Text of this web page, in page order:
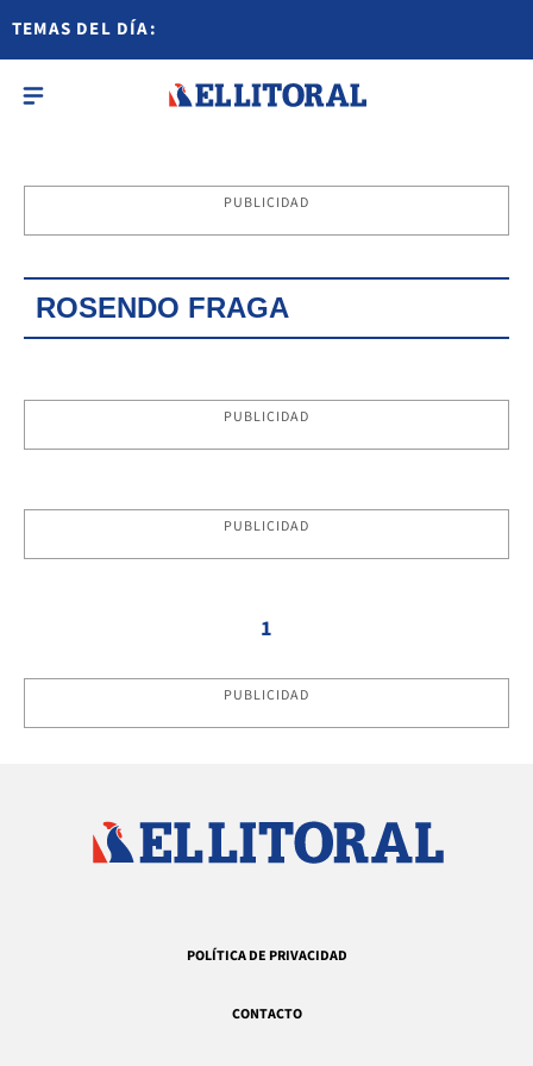
TEMAS DEL DÍA:
PUBLICIDAD
ROSENDO FRAGA
PUBLICIDAD
PUBLICIDAD
1
PUBLICIDAD
POLÍTICA DE PRIVACIDAD
CONTACTO